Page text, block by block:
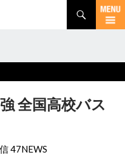
全国高校バス
47NEWS